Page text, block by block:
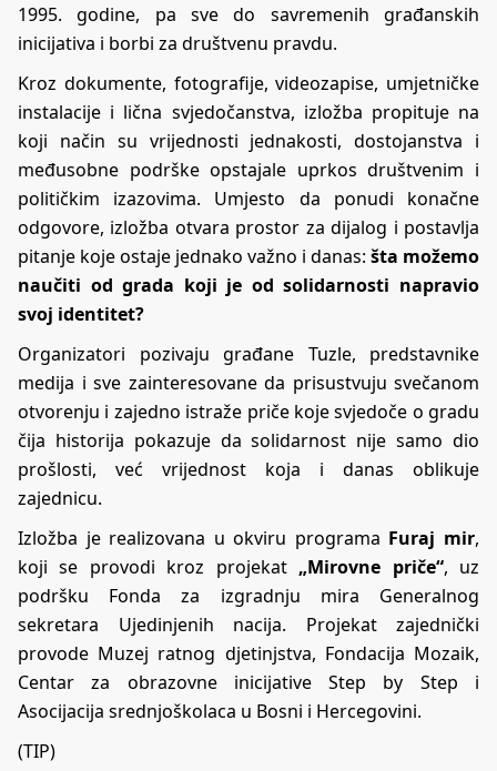
1995. godine, pa sve do savremenih građanskih
inicijativa i borbi za društvenu pravdu.
Kroz dokumente, fotografije, videozapise, umjetničke
instalacije i lična svjedočanstva, izložba propituje na
koji način su vrijednosti jednakosti, dostojanstva i
međusobne podrške opstajale uprkos društvenim i
političkim izazovima. Umjesto da ponudi konačne
odgovore, izložba otvara prostor za dijalog i postavlja
pitanje koje ostaje jednako važno i danas: šta možemo
naučiti od grada koji je od solidarnosti napravio
svoj identitet?
Organizatori pozivaju građane Tuzle, predstavnike
medija i sve zainteresovane da prisustvuju svečanom
otvorenju i zajedno istraže priče koje svjedoče o gradu
čija historija pokazuje da solidarnost nije samo dio
prošlosti, već vrijednost koja i danas oblikuje
zajednicu.
Izložba je realizovana u okviru programa Furaj mir,
koji se provodi kroz projekat „Mirovne priče“, uz
podršku Fonda za izgradnju mira Generalnog
sekretara Ujedinjenih nacija. Projekat zajednički
provode Muzej ratnog djetinjstva, Fondacija Mozaik,
Centar za obrazovne inicijative Step by Step i
Asocijacija srednjoškolaca u Bosni i Hercegovini.
(TIP)